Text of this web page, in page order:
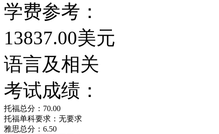
学校荣誉
2011年排名
USNew2007美国大学综
2010年排名
学费参考：
13837.00美元
语言及相关
考试成绩：
托福总分：70.00
托福单科要求：无要求
雅思总分：6.50